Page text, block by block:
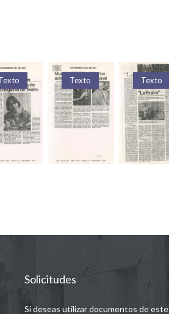
Texto Texto
Solicitudes
Si deseas utilizar documentos de este